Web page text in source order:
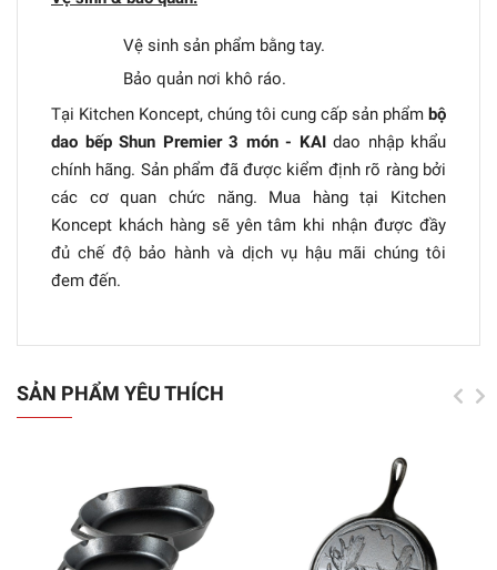
Vệ sinh sản phẩm bằng tay.
Bảo quản nơi khô ráo.
Tại Kitchen Koncept, chúng tôi cung cấp sản phẩm bộ
dao bếp Shun Premier 3 món - KAIdao nhập khẩu
chính hãng. Sản phẩm đã được kiểm định rõ ràng bởi
các cơ quan chức năng. Mua hàng tại Kitchen
Koncept khách hàng sẽ yên tâm khi nhận được đầy
đủ chế độ bảo hành và dịch vụ hậu mãi chúng tôi
đem đến.
SẢN PHẨM YÊU THÍCH